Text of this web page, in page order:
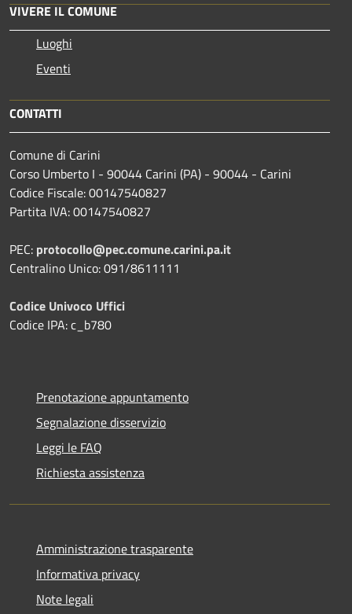
VIVERE IL COMUNE
Luoghi
Eventi
CONTATTI
Comune di Carini
Corso Umberto I - 90044 Carini (PA) - 90044 - Carini
Codice Fiscale: 00147540827
Partita IVA: 00147540827
PEC: protocollo@pec.comune.carini.pa.it
Centralino Unico: 091/8611111
Codice Univoco Uffici
Codice IPA: c_b780
Prenotazione appuntamento
Segnalazione disservizio
Leggi le FAQ
Richiesta assistenza
Amministrazione trasparente
Informativa privacy
Note legali